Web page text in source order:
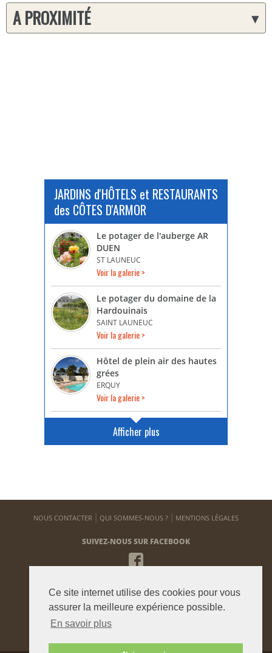
Ce site internet utilise des cookies pour vous
assurer la meilleure expérience possible.
En savoir plus
▾
A PROXIMITÉ
JARDINS d'HÔTELS et RESTAURANTS
des CÔTES D'ARMOR
Le potager de l'auberge AR
DUEN
ST LAUNEUC
Voir la galerie >
Le potager du domaine de la
Hardouinais
SAINT LAUNEUC
Voir la galerie >
Hôtel de plein air des hautes
grées
ERQUY
Voir la galerie >
Afficher plus
NOUS CONTACTER QUI SOMMES-NOUS ? MENTIONS LÉGALES
SUIVEZ-NOUS SUR FACEBOOK
NEWSLETTER
Pour vous tenir informé de notre actualité